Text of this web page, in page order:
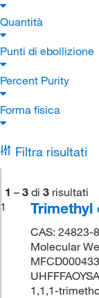
Quantità
Punti di ebollizione
Percent Purity
Forma fisica
Filtra risultati
1 – 3 di 3 risultati
1
CAS: 24823-
Molecular
1,1,1-